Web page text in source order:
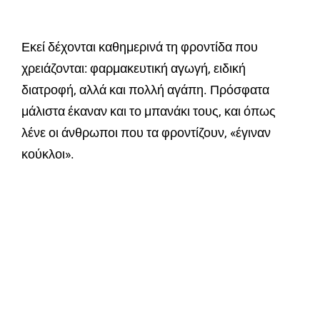
Εκεί δέχονται καθημερινά τη φροντίδα που
χρειάζονται: φαρμακευτική αγωγή, ειδική
διατροφή, αλλά και πολλή αγάπη. Πρόσφατα
μάλιστα έκαναν και το μπανάκι τους, και όπως
λένε οι άνθρωποι που τα φροντίζουν, «έγιναν
κούκλοι».